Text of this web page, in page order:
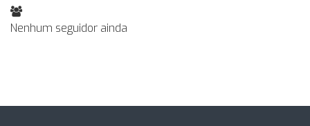
Nenhum seguidor ainda